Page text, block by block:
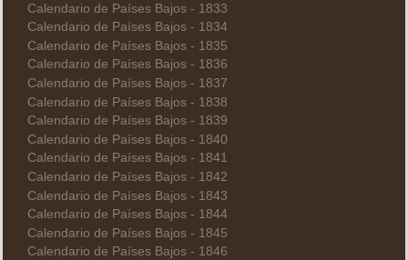
Calendario de Países Bajos - 1833
Calendario de Países Bajos - 1834
Calendario de Países Bajos - 1835
Calendario de Países Bajos - 1836
Calendario de Países Bajos - 1837
Calendario de Países Bajos - 1838
Calendario de Países Bajos - 1839
Calendario de Países Bajos - 1840
Calendario de Países Bajos - 1841
Calendario de Países Bajos - 1842
Calendario de Países Bajos - 1843
Calendario de Países Bajos - 1844
Calendario de Países Bajos - 1845
Calendario de Países Bajos - 1846